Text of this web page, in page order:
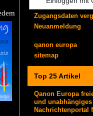
Zugangsdaten
Neuanmeldung
qanon europa
sitemap
Top 25 Artikel
Qanon Europa
und unabhängiges
Nachrichtenportal